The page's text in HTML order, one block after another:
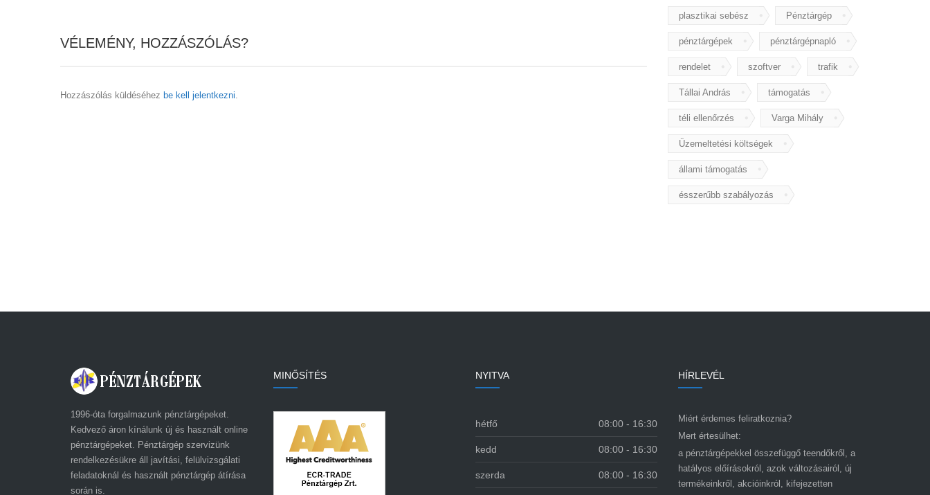
VÉLEMÉNY, HOZZÁSZÓLÁS?
Hozzászólás küldéséhez be kell jelentkezni.
plasztikai sebész Pénztárgép
pénztárgépek pénztárgépnapló
rendelet szoftver trafik
Tállai András támogatás
téli ellenőrzés Varga Mihály
Üzemeltetési költségek
állami támogatás
ésszerűbb szabályozás
1996-óta forgalmazunk pénztárgépeket.
Kedvező áron kínálunk új és használt online
pénztárgépeket. Pénztárgép szervizünk
rendelkezésükre áll javítási, felülvizsgálati
feladatoknál és használt pénztárgép átírása
során is.
MINŐSÍTÉS NYITVA
hétfő 08:00 - 16:30
kedd 08:00 - 16:30
szerda 08:00 - 16:30
HÍRLEVÉL
Miért érdemes feliratkoznia?
Mert értesülhet:
a pénztárgépekkel összefüggő teendőkről, a
hatályos előírásokról, azok változásairól, új
termékeinkről, akcióinkról, kifejezetten